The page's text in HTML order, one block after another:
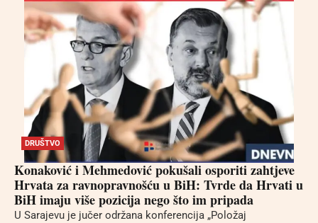
DRUŠTVO
Konaković i Mehmedović pokušali osporiti zahtjeve
Hrvata za ravnopravnošću u BiH: Tvrde da Hrvati u
BiH imaju više pozicija nego što im pripada
U Sarajevu je jučer održana konferencija „Položaj